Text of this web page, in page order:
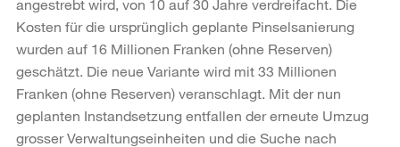
angestrebt wird, von 10 auf 30 Jahre verdreifacht. Die
Kosten für die ursprünglich geplante Pinselsanierung
wurden auf 16 Millionen Franken (ohne Reserven)
geschätzt. Die neue Variante wird mit 33 Millionen
Franken (ohne Reserven) veranschlagt. Mit der nun
geplanten Instandsetzung entfallen der erneute Umzug
grosser Verwaltungseinheiten und die Suche nach